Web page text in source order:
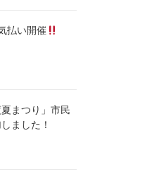
払い開催
夏まつり」市民
ました！